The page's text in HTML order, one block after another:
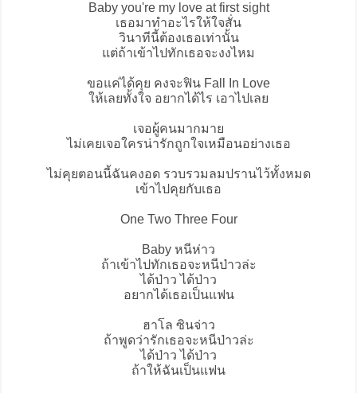
Baby you're my love at first sight
เธอมาทำอะไรให้ใจสั่น
วินาทีนี้ต้องเธอเท่านั้น
แต่ถ้าเข้าไปทักเธอจะงงไหม
ขอแค่ได้คุย คงจะฟิน Fall In Love
ให้เลยทั้งใจ อยากได้ไร เอาไปเลย
เจอผู้คนมากมาย
ไม่เคยเจอใครน่ารักถูกใจเหมือนอย่างเธอ
ไม่คุยตอนนี้ฉันคงอด รวบรวมลมปรานไว้ทั้งหมด
เข้าไปคุยกับเธอ
One Two Three Four
Baby หนีห่าว
ถ้าเข้าไปทักเธอจะหนีป่าวล่ะ
ได้ป่าว ได้ป่าว
อยากได้เธอเป็นแฟน
ฮาโล ซินจ่าว
ถ้าพูดว่ารักเธอจะหนีป่าวล่ะ
ได้ป่าว ได้ป่าว
ถ้าให้ฉันเป็นแฟน